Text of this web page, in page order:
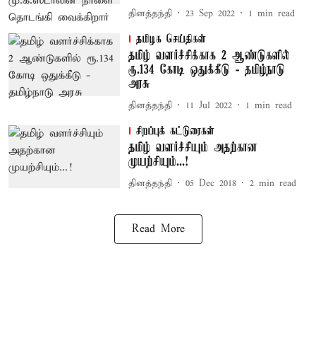
தினத்தந்தி 23 Sep 2022 1 min read
தமிழக செய்திகள்
தமிழ் வளர்ச்சிக்காக 2 ஆண்டுகளில்
ரூ.134 கோடி ஒதுக்கீடு - தமிழ்நாடு
அரசு
தினத்தந்தி 11 Jul 2022 1 min read
சிறப்புக் கட்டுரைகள்
தமிழ் வளர்ச்சியும் அதற்கான
முயற்சியும்...!
தினத்தந்தி 05 Dec 2018 2 min read
Read More